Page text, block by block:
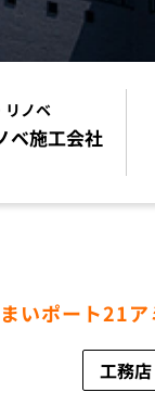
リノベ
ベ施工会社
いポート21
工務店